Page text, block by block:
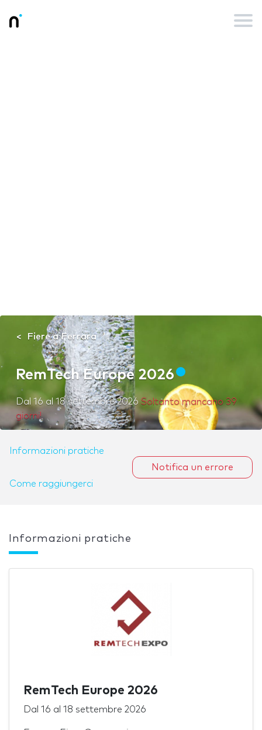
Fiere a Ferrara
RemTech Europe 2026
Dal 16al18 settembre 2026 Soltanto mancano 39
giorni!
Informazioni pratiche
Come raggiungerci
Notifica un errore
Informazioni pratiche
RemTech Europe 2026
Dal 16 al 18 settembre 2026